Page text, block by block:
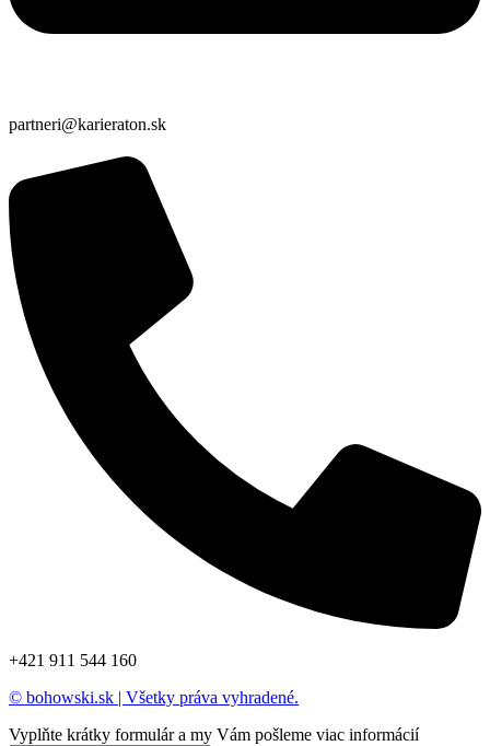
partneri@karieraton.sk
+421 911 544 160​
© bohowski.sk | Všetky práva vyhradené.
Vyplňte krátky formulár a my Vám pošleme viac informácií